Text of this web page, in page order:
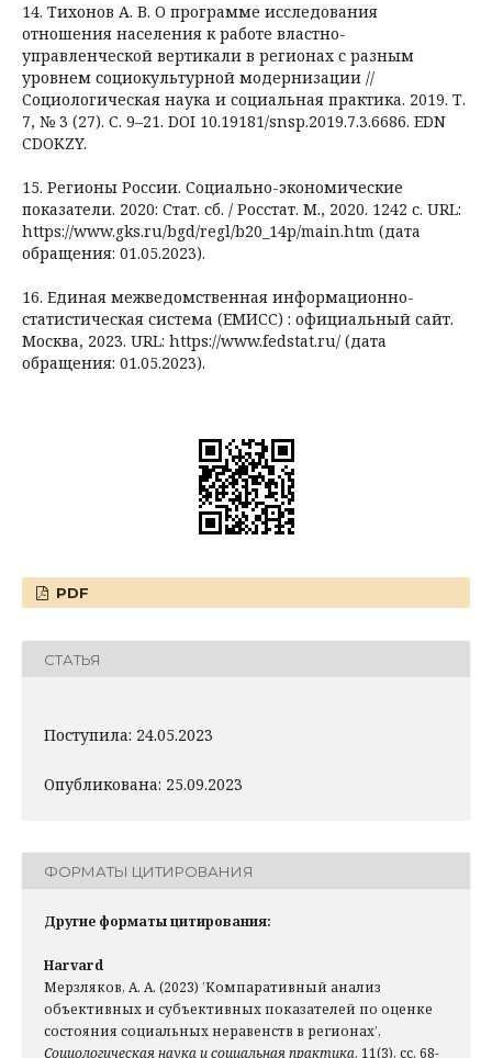
14. Тихонов А. В. О программе исследования
отношения населения к работе властно-
управленческой вертикали в регионах с разным
уровнем социокультурной модернизации //
Социологическая наука и социальная практика. 2019. Т.
7, № 3 (27). С. 9–21. DOI 10.19181/snsp.2019.7.3.6686. EDN
CDOKZY.
15. Регионы России. Социально-экономические
показатели. 2020: Стат. сб. / Росстат. М., 2020. 1242 с. URL:
https://www.gks.ru/bgd/regl/b20_14p/main.htm (дата
обращения: 01.05.2023).
16. Единая межведомственная информационно-
статистическая система (ЕМИСС) : официальный сайт.
Москва, 2023. URL: https://www.fedstat.ru/ (дата
обращения: 01.05.2023).
PDF
СТАТЬЯ
Поступила: 24.05.2023
Опубликована: 25.09.2023
ФОРМАТЫ ЦИТИРОВАНИЯ
Другие форматы цитирования:
Harvard
Мерзляков, А. А. (2023) ’Компаративный анализ
объективных и субъективных показателей по оценке
состояния социальных неравенств в регионах’,
Социологическая наука и социальная практика, 11(3), сс. 68-